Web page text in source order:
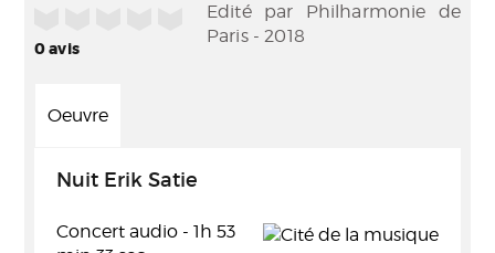
0avis
Edité par Philharmonie de
Paris - 2018
Oeuvre
Nuit Erik Satie
Concert audio - 1h 53